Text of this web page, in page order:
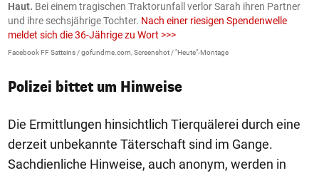
Haut. Bei einem tragischen Traktorunfall verlor Sarah ihren Partner
und ihre sechsjährige Tochter. Nach einer riesigen Spendenwelle
meldet sich die 36-Jährige zu Wort >>>
Facebook FF Satteins / gofundme.com, Screenshot / "Heute"-Montage
Polizei bittet um Hinweise
Die Ermittlungen hinsichtlich Tierquälerei durch eine
derzeit unbekannte Täterschaft sind im Gange.
Sachdienliche Hinweise, auch anonym, werden in